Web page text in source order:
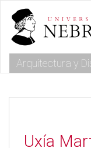
m
Arquitectura y
Uxía